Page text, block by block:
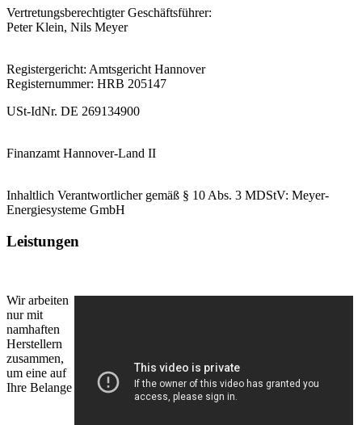
Vertretungsberechtigter Geschäftsführer:
Peter Klein, Nils Meyer
Registergericht: Amtsgericht Hannover
Registernummer: HRB 205147
USt-IdNr. DE 269134900
Finanzamt Hannover-Land II
Inhaltlich Verantwortlicher gemäß § 10 Abs. 3 MDStV: Meyer-
Energiesysteme GmbH
Leistungen
Wir arbeiten
nur mit
namhaften
Herstellern
zusammen,
um eine auf
Ihre Belange